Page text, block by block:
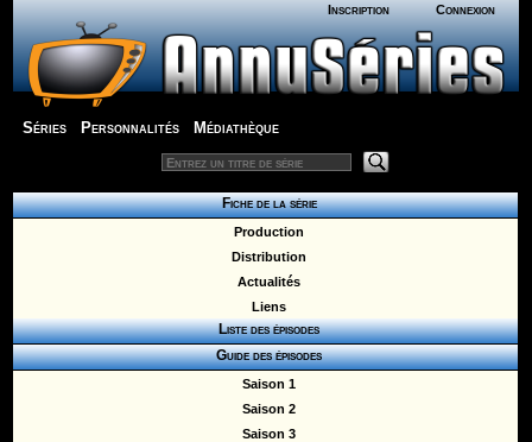
Inscription Connexion
Séries Personnalités Médiathèque
Fiche de la série
Production
Distribution
Actualités
Liens
Liste des épisodes
Guide des épisodes
Saison 1
Saison 2
Saison 3